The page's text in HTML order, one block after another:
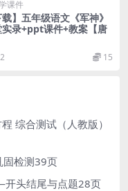
课件
载】五年级语文《军神》
实录+ppt课件+教案【唐
15
综合测试（人教版）
固检测39页
开头结尾与点题28页